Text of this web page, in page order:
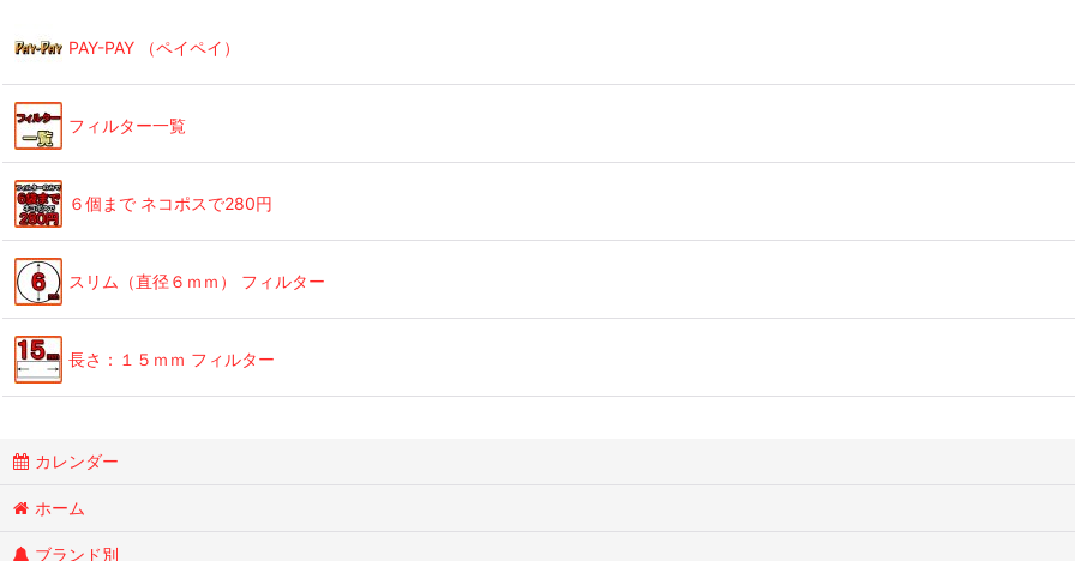
PAY-PAY （ペイペイ）
フィルター一覧
６個まで ネコポスで280円
スリム（直径６ｍｍ） フィルター
長さ：１５ｍｍ フィルター
カレンダー
ホーム
ブランド別